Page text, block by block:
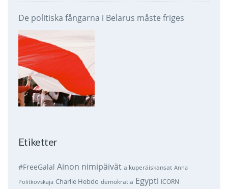
De politiska fångarna i Belarus måste friges
Etiketter
#FreeGalal Ainon nimipäivät alkuperäiskansat Anna
Politkovskaja Charlie Hebdo demokratia Egypti ICORN